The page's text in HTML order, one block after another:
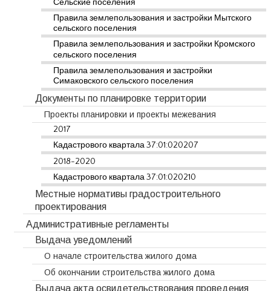
Сельские поселения
Правила землепользования и застройки Мытского
сельского поселения
Правила землепользования и застройки Кромского
сельского поселения
Правила землепользования и застройки
Симаковского сельского поселения
Документы по планировке территории
Проекты планировки и проекты межевания
2017
Кадастрового квартала 37:01:020207
2018-2020
Кадастрового квартала 37:01:020210
Местные нормативы градостроительного
проектирования
Административные регламенты
Выдача уведомлений
О начале строительства жилого дома
Об окончании строительства жилого дома
Выдача акта освидетельствования проведения